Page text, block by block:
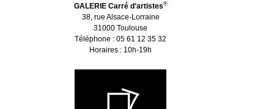
GALERIE Carré d’artistes®
38, rue Alsace-Lorraine
31000 Toulouse
Téléphone : 05 61 12 35 32
Horaires : 10h-19h